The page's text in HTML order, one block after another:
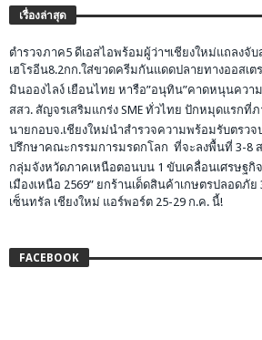
เรื่องล่าสุด
ตำรวจภาค5 ดีเอสไอพร้อมผู้ว่าฯเชียงใหม่แถลงจับ
เฮโรอีน8.2กก.ใส่ขวดครีมกันแดดปลายทางออสเต
มินอองไลง์ เยือนไทย หารือ”อนุทิน”คาดหนุนควา
สสว. สัญจรเสริมแกร่ง SME ทั่วไทย ปักหมุดแรกที่
นายกอบจ.เชียงใหม่นำสำรวจความพร้อมรับตรวจ
ปรึกษาคณะกรรมการมรดกโลก ที่จะลงพื้นที่ 3-8
กลุ่มจังหวัดภาคเหนือตอนบน 1 ขับเคลื่อนเศรษฐกิจ
เมืองเหนือ 2569” ยกร้านเด็ดสินค้าเกษตรปลอดภั
เซ็นทรัล เชียงใหม่ แอร์พอร์ต 25-29 ก.ค. นี้!
FACEBOOK